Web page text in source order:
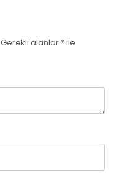
Gerekli alanlar *ile